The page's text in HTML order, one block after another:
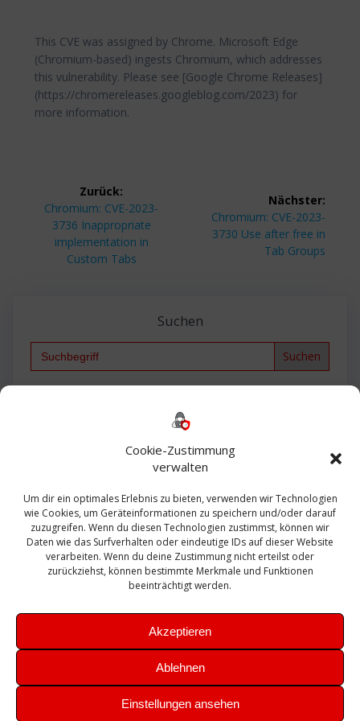
Cookie-Zustimmung
verwalten
Um dir ein optimales Erlebnis zu bieten, verwenden wir Technologien
wie Cookies, um Geräteinformationen zu speichern und/oder darauf
zuzugreifen. Wenn du diesen Technologien zustimmst, können wir
Daten wie das Surfverhalten oder eindeutige IDs auf dieser Website
verarbeiten. Wenn du deine Zustimmung nicht erteilst oder
zurückziehst, können bestimmte Merkmale und Funktionen
beeinträchtigt werden.
Akzeptieren
Ablehnen
Einstellungen ansehen
This CVE was assigned by Chrome. Microsoft Edge
(Chromium-based) ingests Chromium, which addresses
this vulnerability. Please see [Google Chrome Releases]
(https://chromereleases.googleblog.com/2023) for
more information.
Beitragsnavigation
Zurück:
Vorheriger
Beitrag:
Chromium: CVE-2023-
3736 Inappropriate
implementation in
Custom Tabs
Nächster:
Nächster
Beitrag:
Chromium: CVE-2023-
3730 Use after free in
Tab Groups
Suchen
Search
Bautagebuch
Exchange firewall Fritzbox
Microsoft
Sanierung SBS Security Server Sicherheit
Sicherung SIEM Sophos SSL Ubuntu
Update Upgrade UTM VCenter VCSA Veeam
VMWare VPN WAZUH Windows
Zertifikat
Theme